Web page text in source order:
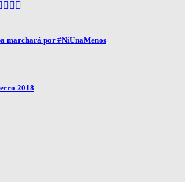
marchará por #NiUnaMenos
2018